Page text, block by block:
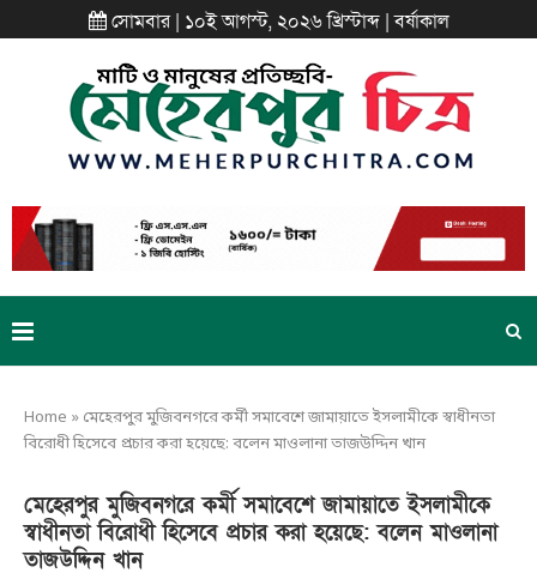
সোমবার | ১০ই আগস্ট, ২০২৬ খ্রিস্টাব্দ | বর্ষাকাল
Home » মেহেরপুর মুজিবনগরে কর্মী সমাবেশে জামায়াতে ইসলামীকে স্বাধীনতা
বিরোধী হিসেবে প্রচার করা হয়েছে: বলেন মাওলানা তাজউদ্দিন খান
মেহেরপুর মুজিবনগরে কর্মী সমাবেশে জামায়াতে ইসলামীকে
স্বাধীনতা বিরোধী হিসেবে প্রচার করা হয়েছে: বলেন মাওলানা
তাজউদ্দিন খান